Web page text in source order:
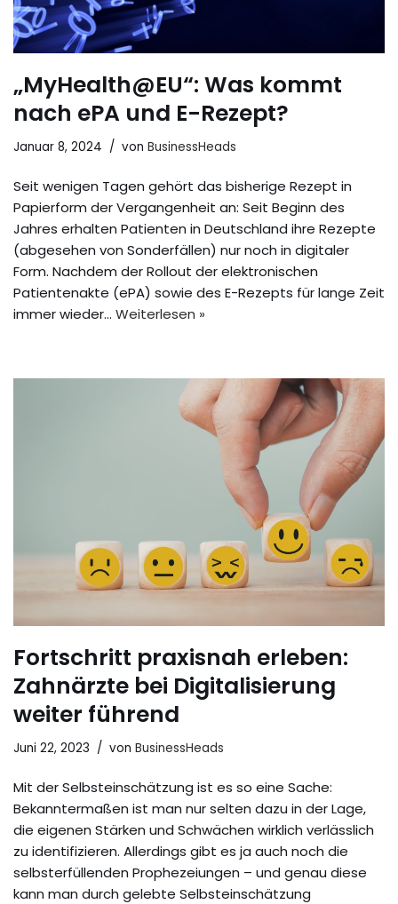
„MyHealth@EU“: Was kommt
nach ePA und E-Rezept?
Januar 8, 2024 von BusinessHeads
Seit wenigen Tagen gehört das bisherige Rezept in
Papierform der Vergangenheit an: Seit Beginn des
Jahres erhalten Patienten in Deutschland ihre Rezepte
(abgesehen von Sonderfällen) nur noch in digitaler
Form. Nachdem der Rollout der elektronischen
Patientenakte (ePA) sowie des E-Rezepts für lange Zeit
immer wieder… Weiterlesen »
Fortschritt praxisnah erleben:
Zahnärzte bei Digitalisierung
weiter führend
Juni 22, 2023 von BusinessHeads
Mit der Selbsteinschätzung ist es so eine Sache:
Bekanntermaßen ist man nur selten dazu in der Lage,
die eigenen Stärken und Schwächen wirklich verlässlich
zu identifizieren. Allerdings gibt es ja auch noch die
selbsterfüllenden Prophezeiungen – und genau diese
kann man durch gelebte Selbsteinschätzung